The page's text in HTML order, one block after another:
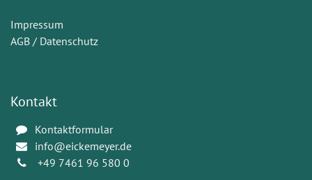
Impressum
AGB / Datenschutz
Kontakt
Kontaktformular
info@eickemeyer.de
+49 7461 96 580 0